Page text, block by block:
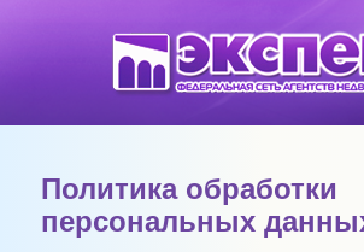
Политика обработки
персональных